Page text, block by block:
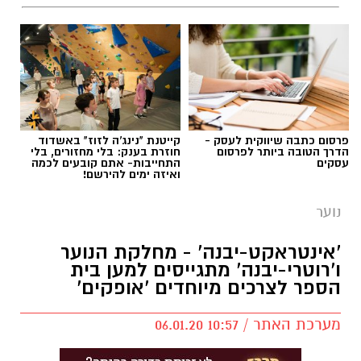
.
עומרי לזר ורון נגר באימון של קבוצת הילדים
ב'הפועל'-גדרה - תותחים עכשיו, כוכבים בעתיד!
חדשותי? מצאתם טעות בכתבה? נשמח שתשתפו
אותנו
פרסום כתבה שיווקית לעסק -
הדרך הטובה ביותר לפרסום
עסקים
קייטנת "נינג'ה לזוז" באשדוד
חוזרת בענק: בלי מחזורים, בלי
התחייבות- אתם קובעים לכמה
ואיזה ימים להירשם!
נוער
'אינטראקט-יבנה' - מחלקת הנוער
ו'רוטרי-יבנה' מתגייסים למען בית
הספר לצרכים מיוחדים 'אופקים'
מערכת האתר / 10:57 06.01.20